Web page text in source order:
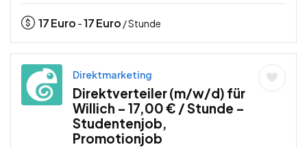
17Euro -17Euro / Stunde
Direktmarketing
Direktverteiler (m/w/d) für
Willich – 17,00 € / Stunde –
Studentenjob,
Promotionjob